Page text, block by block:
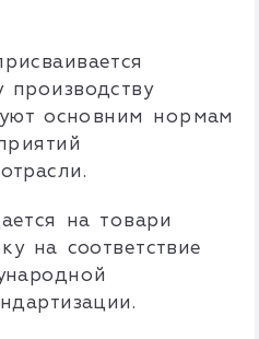
производству
основним нормам
на товари
на соответствие